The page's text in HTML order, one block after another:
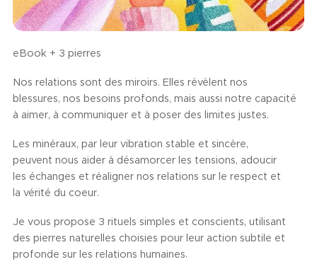
eBook + 3 pierres
Nos relations sont des miroirs. Elles révèlent nos
blessures, nos besoins profonds, mais aussi notre capacité
à aimer, à communiquer et à poser des limites justes.
Les minéraux, par leur vibration stable et sincère,
peuvent nous aider à désamorcer les tensions, adoucir
les échanges et réaligner nos relations sur le respect et
la vérité du coeur.
Je vous propose 3 rituels simples et conscients, utilisant
des pierres naturelles choisies pour leur action subtile et
profonde sur les relations humaines.